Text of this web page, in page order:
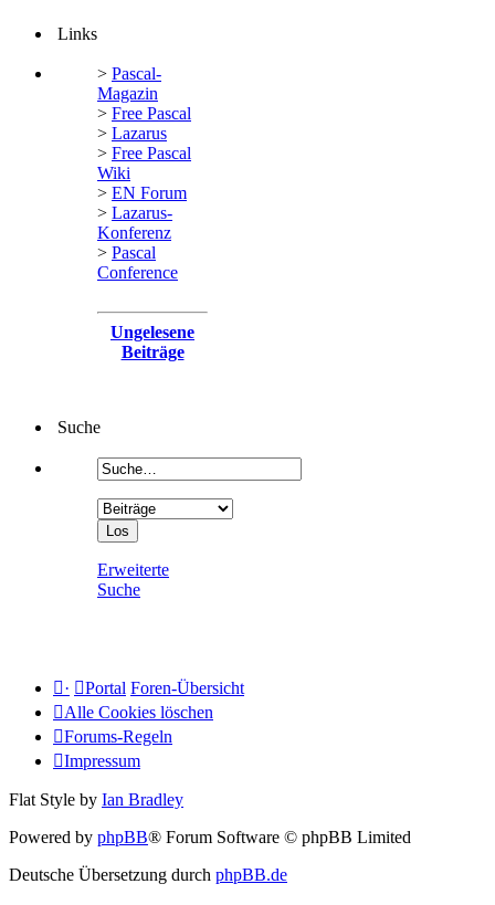
Links
> Pascal-
Magazin
> Free Pascal
> Lazarus
> Free Pascal
Wiki
> EN Forum
> Lazarus-
Konferenz
> Pascal
Conference
Ungelesene
Beiträge
Suche
Erweiterte
Suche
· Portal Foren-Übersicht
Alle Cookies löschen
Forums-Regeln
Impressum
Flat Style by Ian Bradley
Powered by phpBB® Forum Software © phpBB Limited
Deutsche Übersetzung durch phpBB.de